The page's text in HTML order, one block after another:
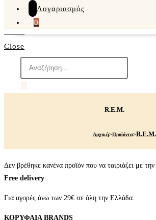
Λογαριασμός
0
Close
search
R.E.M.
Αρχική>Προϊόντα>R.E.M.
Δεν βρέθηκε κανένα προϊόν που να ταιριάζει με
Free delivery
Για αγορές άνω των 29€ σε όλη την Ελλάδα.
ΚΟΡΥΦΑΙΑ BRANDS